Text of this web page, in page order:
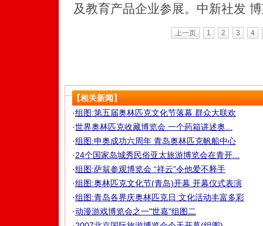
及教育产品企业参展。中新社发
上一页 1 2 3 4
【相关新闻】
·组图:第五届奥林匹克文化节落幕 群众大联欢
·世界奥林匹克收藏博览会 一个药箱讲述奥...
·组图:申奥成功六周年 青岛奥林匹克帆船中心
·24个国家岛城秀民俗亚太旅游博览会在青开...
·组图:萨翁参观博览会 “祥云”令他爱不释手
·组图:奥林匹克文化节(青岛)开幕 开幕仪式表演
·组图:青岛各界庆奥林匹克日 文化活动丰富多彩
·动漫游戏博览会之一"世嘉"组图二